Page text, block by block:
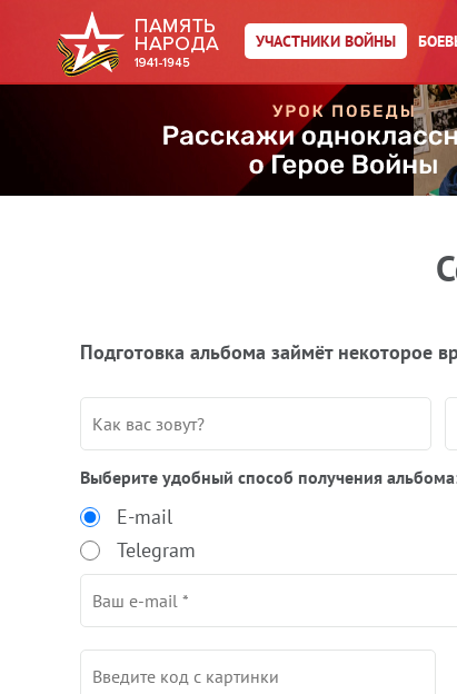
УЧАСТНИКИ ВОЙНЫ
Подготовка альбома займёт некоторое
Выберите удобный способ получения
E-mail
Telegram